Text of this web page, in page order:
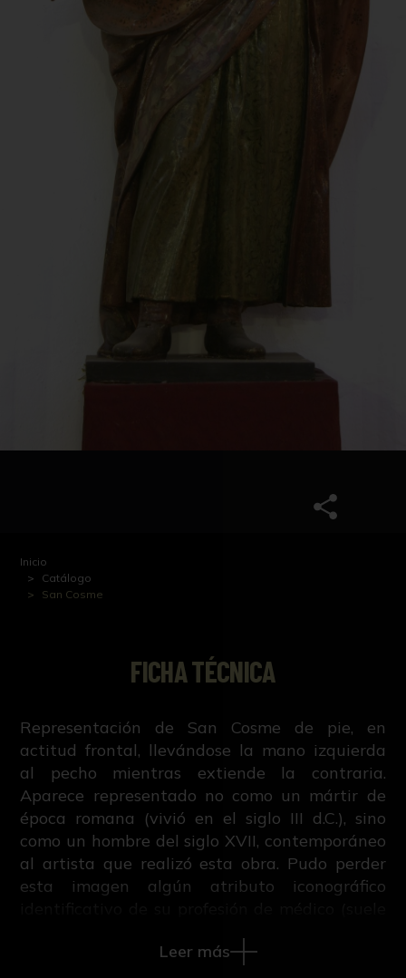
Inicio
Catálogo
San Cosme
FICHA TÉCNICA
Representación de San Cosme de pie, en
actitud frontal, llevándose la mano izquierda
al pecho mientras extiende la contraria.
Aparece representado no como un mártir de
época romana (vivió en el siglo III d.C.), sino
como un hombre del siglo XVII, contemporáneo
al artista que realizó esta obra. Pudo perder
esta imagen algún atributo iconográfico
médico), o bien la palma que le señala como
Leer más